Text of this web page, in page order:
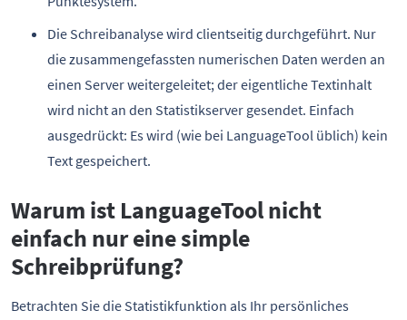
Die Schreibanalyse wird clientseitig durchgeführt. Nur
die zusammengefassten numerischen Daten werden an
einen Server weitergeleitet; der eigentliche Textinhalt
wird nicht an den Statistikserver gesendet. Einfach
ausgedrückt: Es wird (wie bei LanguageTool üblich) kein
Text gespeichert.
Warum ist LanguageTool nicht
einfach nur eine simple
Schreibprüfung?
Betrachten Sie die Statistikfunktion als Ihr persönliches